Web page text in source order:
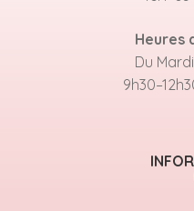
Heures
Du